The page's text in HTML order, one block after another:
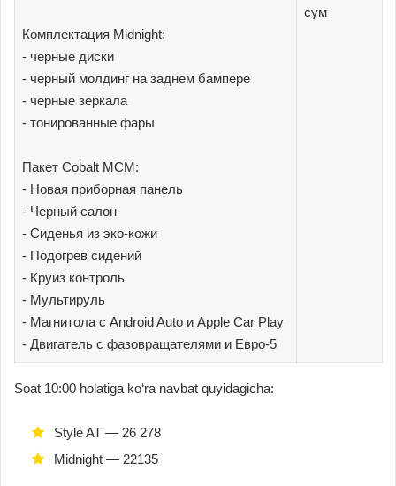
Комплектация Midnight:
- черные диски
- черный молдинг на заднем бампере
- черные зеркала
- тонированные фары
Пакет Cobalt МСМ:
- Новая приборная панель
- Черный салон
- Сиденья из эко-кожи
- Подогрев сидений
- Круиз контроль
- Мультируль
- Магнитола с Android Auto и Apple Car Play
- Двигатель с фазовращателями и Евро-5
сум
Soat 10:00 holatiga ko‘ra navbat quyidagicha:
Style AT — 26 278
Midnight — 22135